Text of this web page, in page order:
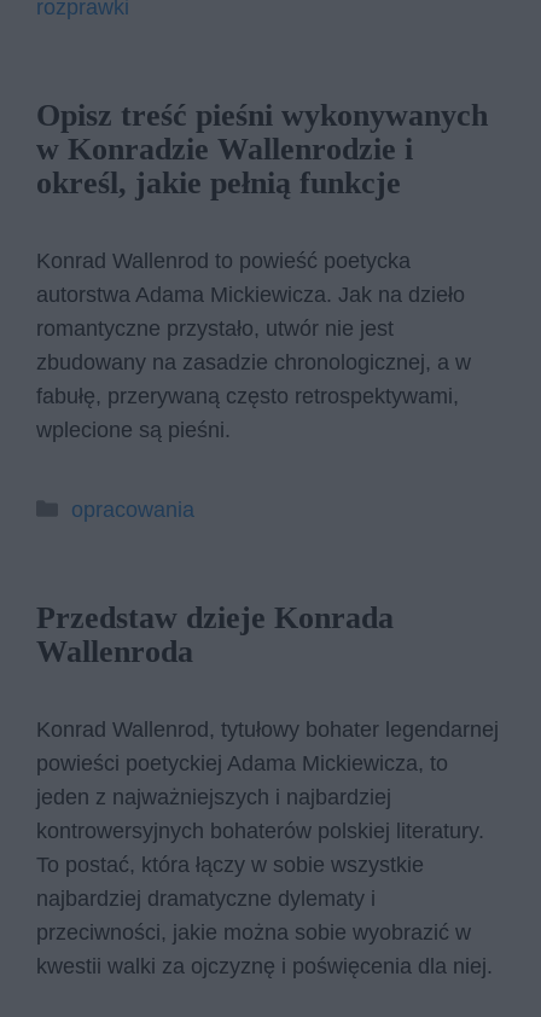
rozprawki
Opisz treść pieśni wykonywanych
w Konradzie Wallenrodzie i
określ, jakie pełnią funkcje
Konrad Wallenrod to powieść poetycka
autorstwa Adama Mickiewicza. Jak na dzieło
romantyczne przystało, utwór nie jest
zbudowany na zasadzie chronologicznej, a w
fabułę, przerywaną często retrospektywami,
wplecione są pieśni.
Kategorie
opracowania
Przedstaw dzieje Konrada
Wallenroda
Konrad Wallenrod, tytułowy bohater legendarnej
powieści poetyckiej Adama Mickiewicza, to
jeden z najważniejszych i najbardziej
kontrowersyjnych bohaterów polskiej literatury.
To postać, która łączy w sobie wszystkie
najbardziej dramatyczne dylematy i
przeciwności, jakie można sobie wyobrazić w
kwestii walki za ojczyznę i poświęcenia dla niej.